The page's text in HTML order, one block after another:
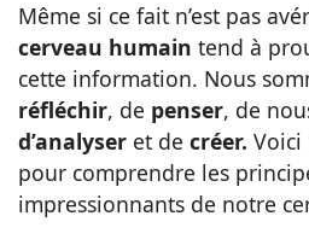
Même si ce fait n’est pas
cerveau humain tend à
cette information. Nous
réfléchir, de penser, de
d’analyser et de créer. Voici
pour comprendre les
impressionnants de notre